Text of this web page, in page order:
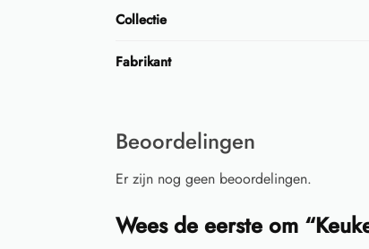
Collectie
Fabrikant
Beoordelingen
Er zijn nog geen beoordelingen.
Wees de eerste om